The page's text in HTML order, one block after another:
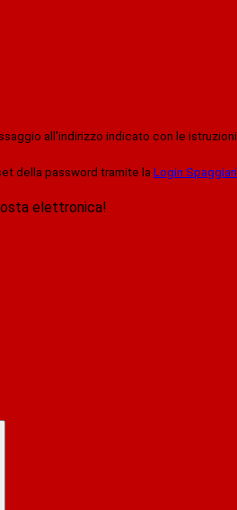
all'indirizzo indicato con le
della password tramite la Login Spaggiari
elettronica!